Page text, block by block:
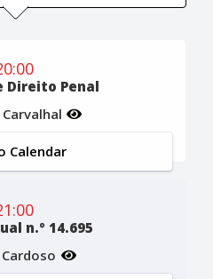
Direito Penal
Calendar
n.º 14.695